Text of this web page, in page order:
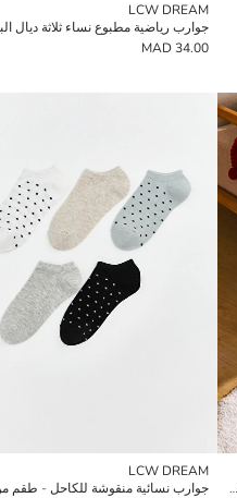
LCW DREAM
جوارب رياضية مطبوع نساء ثلاثة ديال
34.00 MAD
جوارب دار مْطَرّْز تريكو راس مدور نساء Bear Teddy
LCW DREAM
جوارب نسائية منقوشة للكاحل - طقم